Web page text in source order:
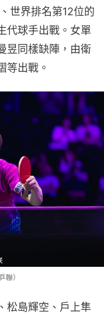
世界排名第12位的
代球手出戰。女單
昱同樣缺陣，由衛
等出戰。
聯）
松島輝空、戶上隼